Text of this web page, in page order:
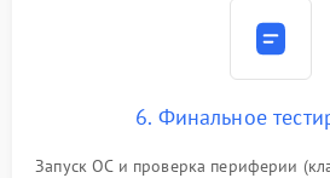
6. Финальное
Запуск ОС и проверка периферии